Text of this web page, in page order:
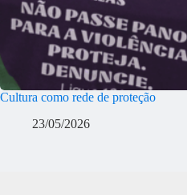
Cultura como rede de proteção
23/05/2026